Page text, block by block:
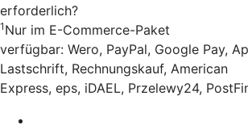
erforderlich?
1 Nur im E-Commerce-Paket
verfügbar: Wero, PayPal, Google Pay,
Lastschrift, Rechnungskauf, American
Express, eps, iDAEL, Przelewy24,